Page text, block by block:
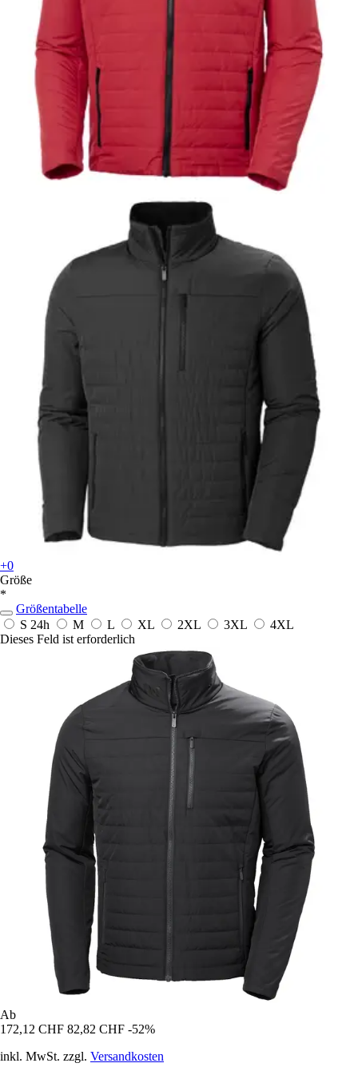
+0
Größe
*
Größentabelle
S 24h M L XL 2XL 3XL
4XL
Dieses Feld ist erforderlich
Ab
172,12 CHF 82,82 CHF -52%
inkl. MwSt. zzgl. Versandkosten